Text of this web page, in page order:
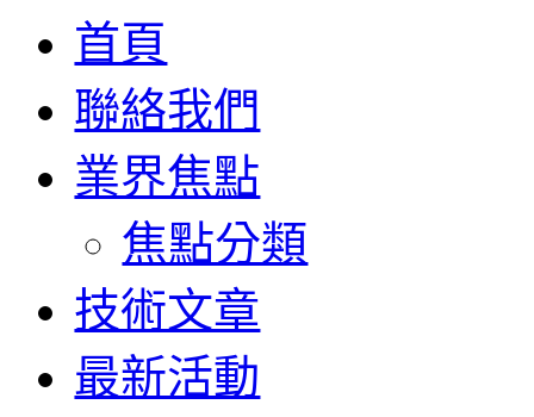
首頁
聯絡我們
業界焦點
焦點分類
技術文章
最新活動